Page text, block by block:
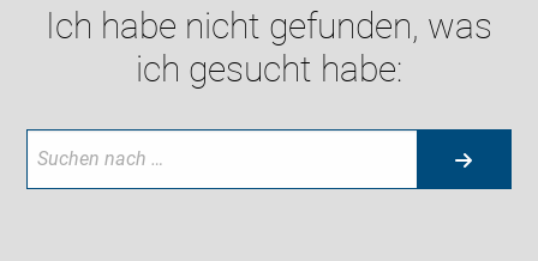
Ich habe nicht gefunden, was
ich gesucht habe: